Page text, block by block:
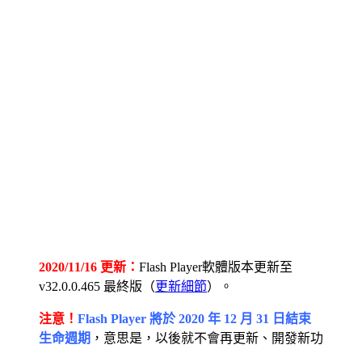
2020/11/16 更新： Flash Player軟體版本更新至
v32.0.0.465 最終版（更新細節）。
注意！ Flash Player 將於 2020 年 12 月 31 日結束
生命週期 ，意思是，以後就不會再更新、開發新功